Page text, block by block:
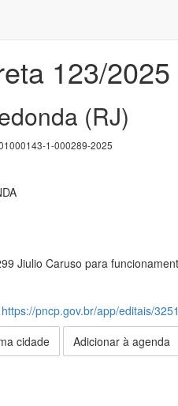
123/2025
(RJ)
1-000289-2025
Jiulio Caruso para
https://pncp.gov.br/app/editais/
cidade Adicionar à agenda